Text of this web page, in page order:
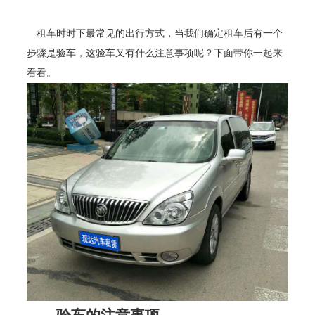
租车时时下最常见的出行方式，当我们确定租车后有一个
步骤是验车，这验车又有什么注意事项呢？下面带你一起来
看看。